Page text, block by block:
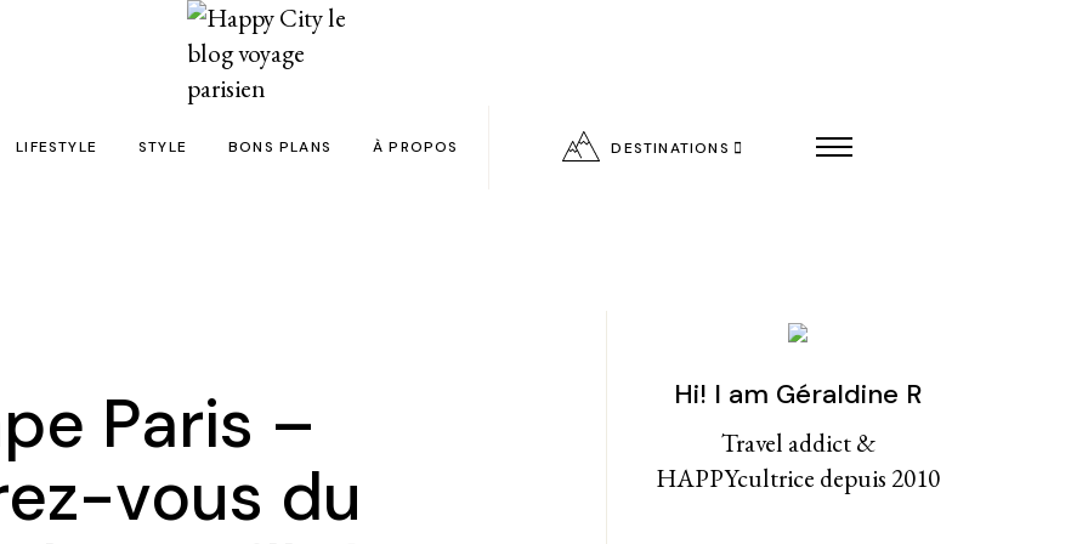
en 24h chrono
LIFESTYLE
Livres
Kids
STYLE
Tattoos
BONS PLANS À PROPOS DESTINATIONS
Paris –
vous du
Hi! I am Géraldine R
Travel addict &
HAPPYcultrice depuis 2010